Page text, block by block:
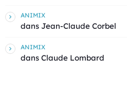
ANIMIX
dans Jean-Claude Corbel
ANIMIX
dans Claude Lombard